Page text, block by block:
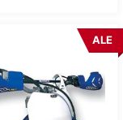
ALE